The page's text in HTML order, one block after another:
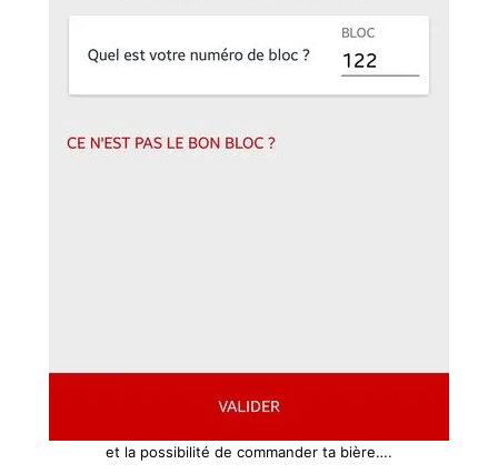
et la possibilité de commander ta bière….